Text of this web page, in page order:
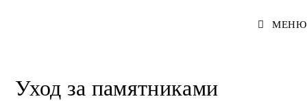
МЕНЮ
Уход за памятниками